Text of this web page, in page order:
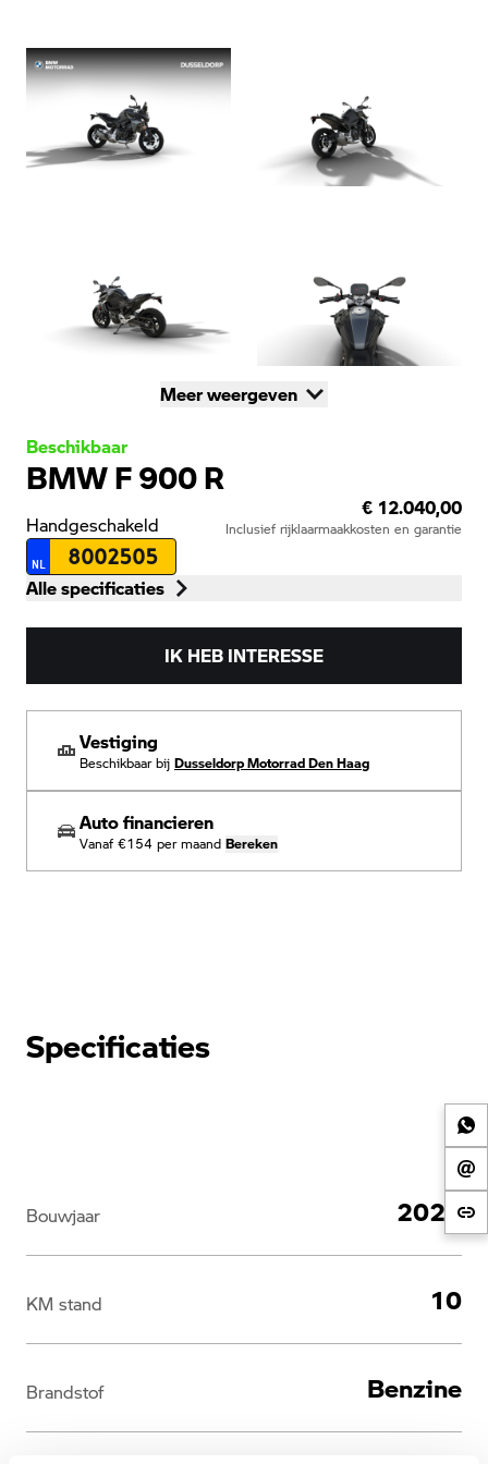
Meer weergeven
Beschikbaar
BMW F 900 R
Handgeschakeld
€ 12.040,00
Inclusief rijklaarmaakkosten en garantie
NL 8002505
Alle specificaties
IK HEB INTERESSE
Vestiging
Beschikbaar bij Dusseldorp Motorrad Den Haag
Auto financieren
Vanaf €154 per maand Bereken
Specificaties
2026
Bouwjaar
10
KM stand
Benzine
Brandstof